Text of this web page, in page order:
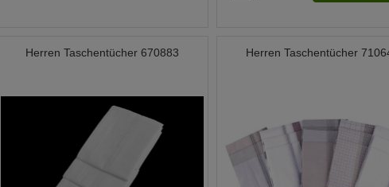
Herren Taschentücher 670883 Herren Taschentücher